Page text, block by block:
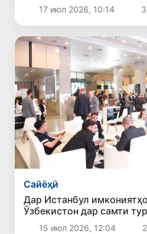
17 июл 2026, 10:14
Сайёҳӣ
Дар Истанбул
Ӯзбекистон дар самти
муаррифӣ шуданд
15 июл 2026, 12:04